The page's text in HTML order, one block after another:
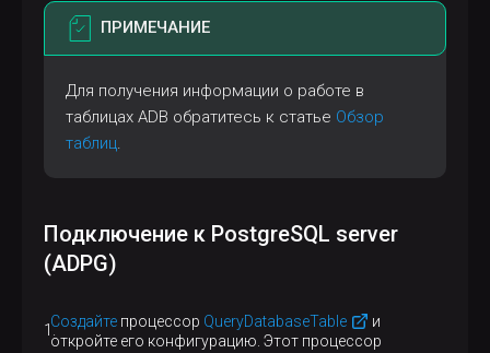
ПРИМЕЧАНИЕ
Для получения информации о работе в
таблицах ADB обратитесь к статье Обзор
таблиц.
Подключение к PostgreSQL server
(ADPG)
Создайте процессор QueryDatabaseTable
и
откройте его конфигурацию. Этот процессор